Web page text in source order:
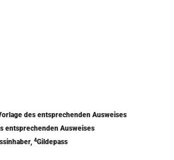
des entsprechenden Ausweises
entsprechenden Ausweises
4Gildepass